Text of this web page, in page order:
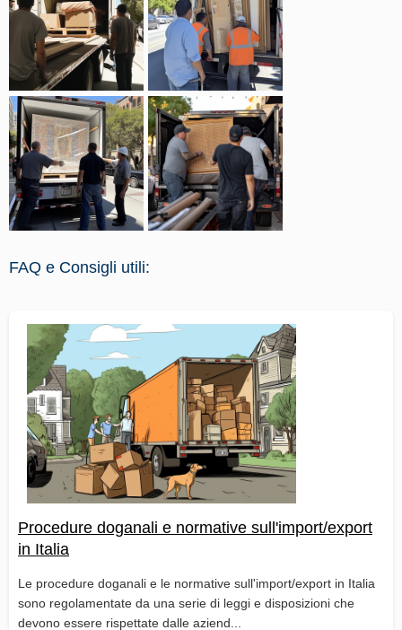
FAQ e Consigli utili:
Procedure doganali e normative sull'import/export
in Italia
Le procedure doganali e le normative sull'import/export in Italia
sono regolamentate da una serie di leggi e disposizioni che
devono essere rispettate dalle aziend...